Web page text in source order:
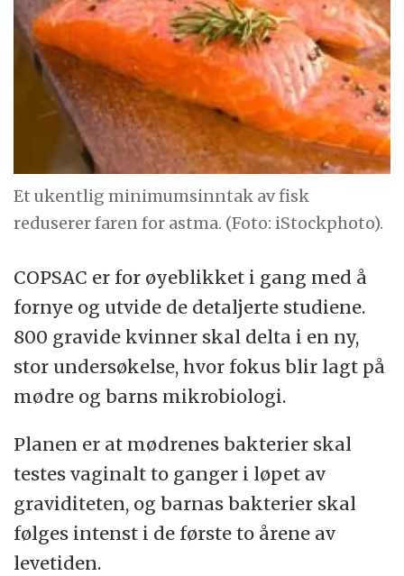
Et ukentlig minimumsinntak av fisk
reduserer faren for astma. (Foto: iStockphoto).
COPSAC er for øyeblikket i gang med å
fornye og utvide de detaljerte studiene.
800 gravide kvinner skal delta i en ny,
stor undersøkelse, hvor fokus blir lagt på
mødre og barns mikrobiologi.
Planen er at mødrenes bakterier skal
testes vaginalt to ganger i løpet av
graviditeten, og barnas bakterier skal
følges intenst i de første to årene av
levetiden.